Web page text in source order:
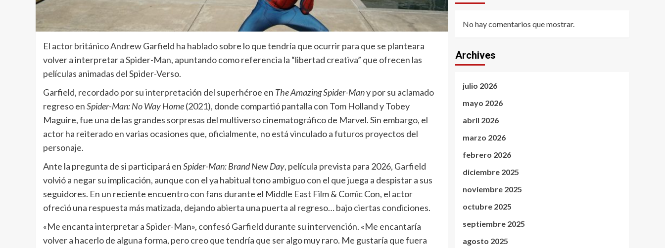
El actor británico Andrew Garfield ha hablado sobre lo que tendría que ocurrir para que se planteara
volver a interpretar a Spider-Man, apuntando como referencia la “libertad creativa” que ofrecen las
películas animadas del Spider-Verso.
Garfield, recordado por su interpretación del superhéroe en The Amazing Spider-Many por su aclamado
regreso enSpider-Man: No Way Home(2021), donde compartió pantalla con Tom Holland y Tobey
Maguire, fue una de las grandes sorpresas del multiverso cinematográfico de Marvel. Sin embargo, el
actor ha reiterado en varias ocasiones que, oficialmente, no está vinculado a futuros proyectos del
personaje.
Ante la pregunta de si participará enSpider-Man: Brand New Day, película prevista para 2026, Garfield
volvió a negar su implicación, aunque con el ya habitual tono ambiguo con el que juega a despistar a sus
seguidores. En un reciente encuentro con fans durante el Middle East Film & Comic Con, el actor
ofreció una respuesta más matizada, dejando abierta una puerta al regreso… bajo ciertas condiciones.
«Me encanta interpretar a Spider-Man», confesó Garfield durante su intervención. «Me encantaría
volver a hacerlo de alguna forma, pero creo que tendría que ser algo muy raro. Me gustaría que fuera
No hay comentarios que mostrar.
Archives
julio 2026
mayo 2026
abril 2026
marzo 2026
febrero 2026
diciembre 2025
noviembre 2025
octubre 2025
septiembre 2025
agosto 2025